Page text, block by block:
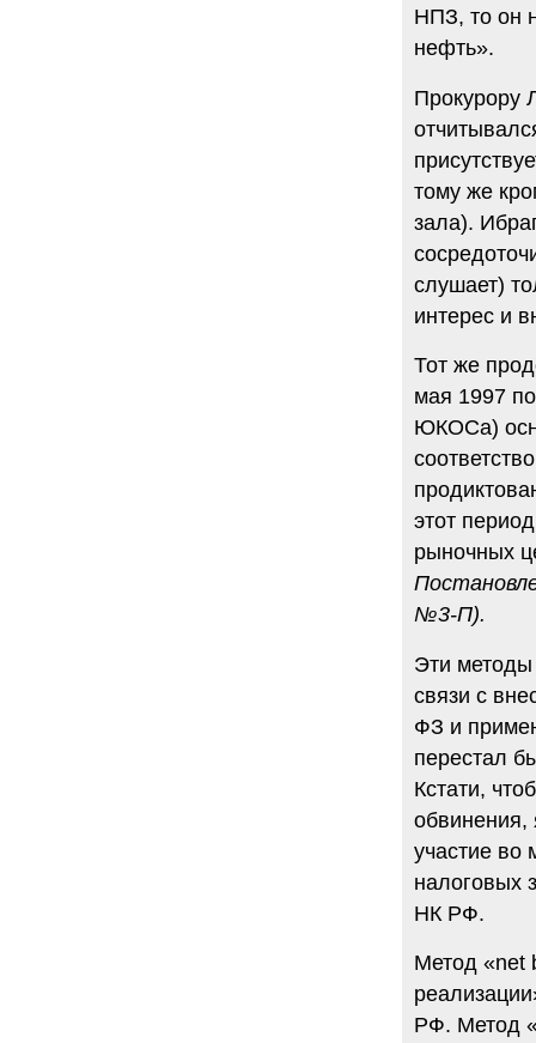
НПЗ, то он
нефть».
Прокурору
тому же
зала).
слушает)
интерес и
Тот же
мая 1997
ЮКОСа)
этот
рыночных
№3-П).
Эти
связи с
ФЗ и
перестал
Кстати,
обвинения,
участие во
налоговых
НК РФ.
Метод «net
РФ. Метод